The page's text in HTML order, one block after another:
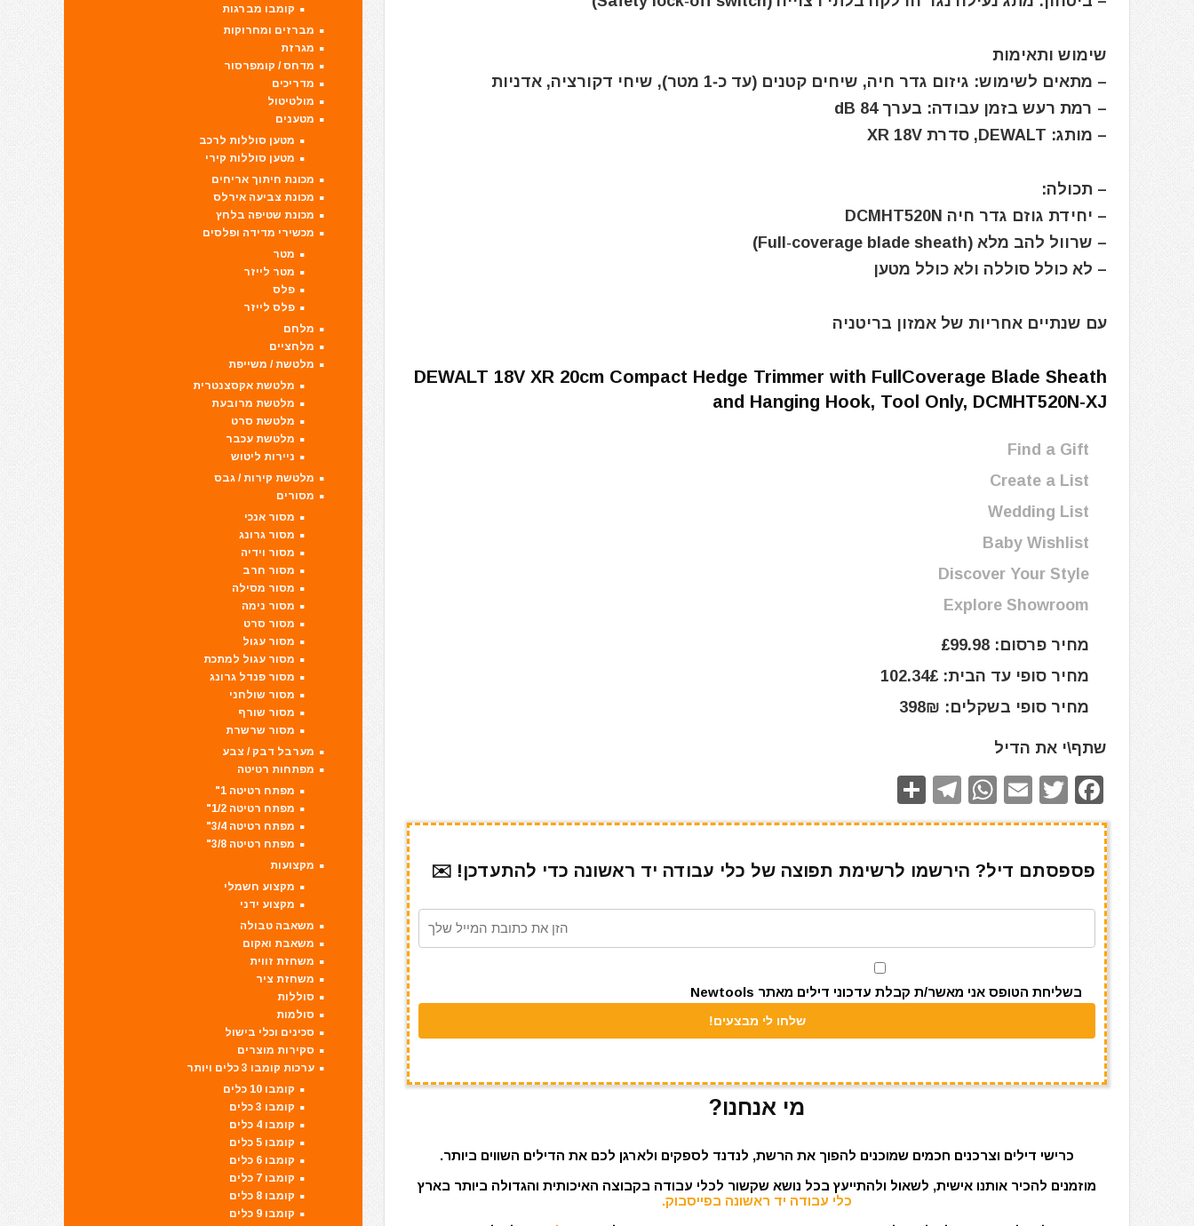
שימוש ותאימות
– מתאים לשימוש: גיזום גדר חיה, שיחים קטנים (עד כ‑1 מטר), שיחי דקורציה, אדניות
– רמת רעש בזמן עבודה: בערך 84 dB
– מותג: DEWALT, סדרת XR 18V
– תכולה:
– יחידת גוזם גדר חיה DCMHT520N
– שרוול להב מלא (Full‑coverage blade sheath)
– לא כולל סוללה ולא כולל מטען
עם שנתיים אחריות של אמזון בריטניה
DEWALT 18V XR 20cm Compact Hedge Trimmer with FullCoverage Blade Sheath
and Hanging Hook, Tool Only, DCMHT520N-XJ
Find a Gift
Create a List
Wedding List
Baby Wishlist
Discover Your Style
Explore Showroom
מחיר פרסום: £99.98
מחיר סופי עד הבית: 102.34£
מחיר סופי בשקלים: 398₪
שתף\י את הדיל
F
a
e
b
k
T
w
te
r
E
m
l
W
h
s
A
T
el
gr
a
h
e
פספסתם דיל? הירשמו לרשימת תפוצה של כלי עבודה יד ראשונה כדי להתעדכן! ✉️
בשליחת הטופס אני מאשר/ת קבלת עדכוני דילים מאתר Newtools
מי אנחנו?
כרישי דילים וצרכנים חכמים שמוכנים להפוך את הרשת, לנדנד לספקים ולארגן לכם את הדילים השווים ביותר.
מוזמנים להכיר אותנו אישית, לשאול ולהתייעץ בכל נושא שקשור לכלי עבודה בקבוצה האיכותית והגדולה ביותר בארץ
כלי עבודה יד ראשונה בפייסבוק.
קומבו מברגות
מברזים ומחרוקות
מגרזת
מדחס / קומפרסור
מדריכים
מולטיטול
מטענים
מטען סוללות לרכב
מטען סוללות קירי
מכונת חיתוך אריחים
מכונת צביעה אירלס
מכונת שטיפה בלחץ
מכשירי מדידה ופלסים
מטר
מטר לייזר
פלס
פלס לייזר
מלחם
מלחציים
מלטשת / משייפת
מלטשת אקסצנטרית
מלטשת מרובעת
מלטשת סרט
מלטשת עכבר
ניירות ליטוש
מלטשת קירות / גבס
מסורים
מסור אנכי
מסור גרונג
מסור וידיה
מסור חרב
מסור מסילה
מסור נימה
מסור סרט
מסור עגול
מסור עגול למתכת
מסור פנדל גרונג
מסור שולחני
מסור שורף
מסור שרשרת
מערבל דבק / צבע
מפתחות רטיטה
מפתח רטיטה 1"
מפתח רטיטה 1/2"
מפתח רטיטה 3/4"
מפתח רטיטה 3/8"
מקצועות
מקצוע חשמלי
מקצוע ידני
משאבה טבולה
משאבת ואקום
משחזת זווית
משחזת ציר
סוללות
סולמות
סכינים וכלי בישול
סקירות מוצרים
ערכות קומבו 3 כלים ויותר
קומבו 10 כלים
קומבו 3 כלים
קומבו 4 כלים
קומבו 5 כלים
קומבו 6 כלים
קומבו 7 כלים
קומבו 8 כלים
קומבו 9 כלים